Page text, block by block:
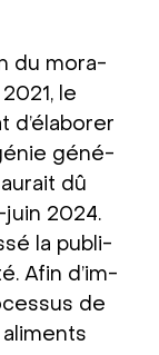
du mora­
le
d’é­la­bo­rer
géné­
dû
2024.
la publi­
Afin d’im­
de
ali­ments